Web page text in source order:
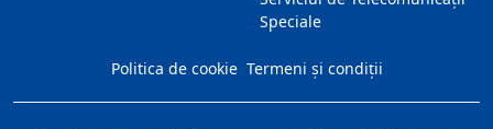
Speciale
Politica de cookie Termeni și condiții